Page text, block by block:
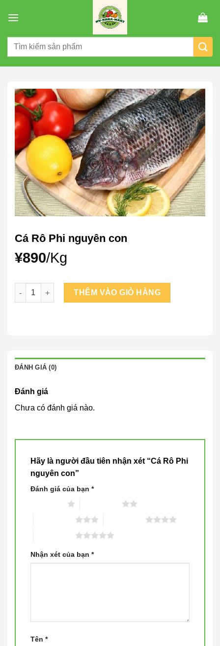
đến
dung
Tìm
Cá Rô Phi nguyên con
¥890/Kg
Cá Rô Phi nguyên con số lượng
THÊM VÀO GIỎ HÀNG
ĐÁNH GIÁ (0)
Đánh giá
Chưa có đánh giá nào.
Hãy là người đầu tiên nhận xét “Cá Rô Phi
nguyên con”
Đánh giá của bạn *
Nhận xét của bạn *
Tên *